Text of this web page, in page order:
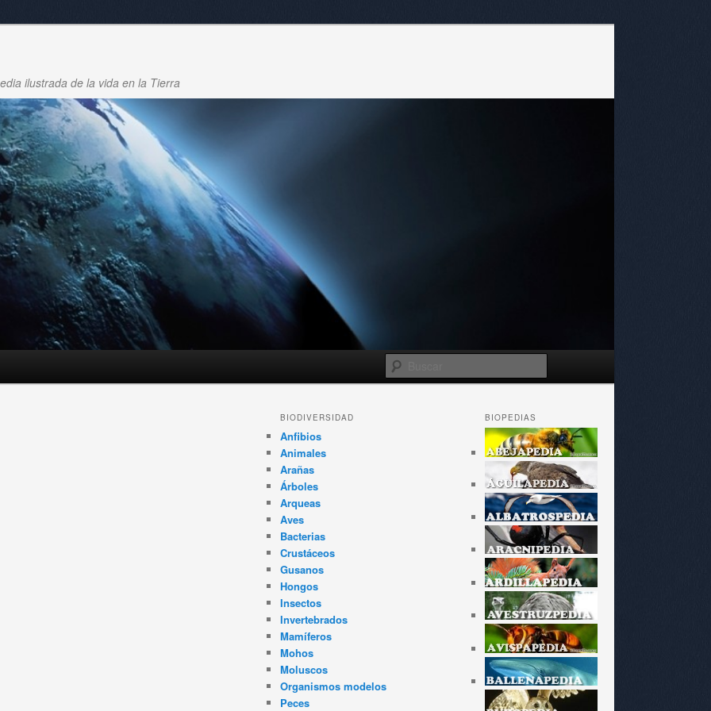
ilustrada de la vida en la Tierra
Navegador
de
artículos
BIOPEDIAS
BIODIVERSIDAD
Anfibios
Animales
Arañas
Árboles
Arqueas
Aves
Bacterias
Crustáceos
Gusanos
Hongos
Insectos
Invertebrados
Mamíferos
Mohos
Moluscos
Organismos modelos
Peces